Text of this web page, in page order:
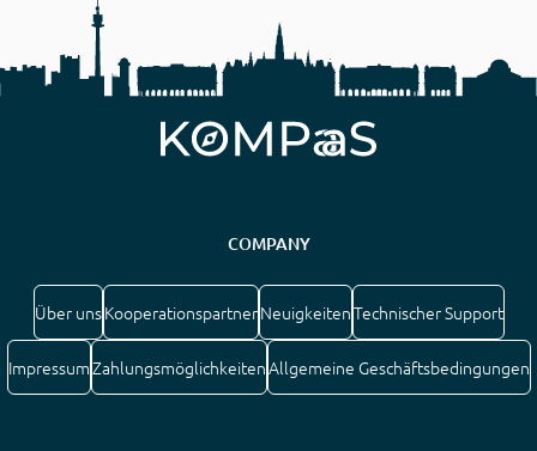
COMPANY
Über unsKooperationspartnerNeuigkeitenTechnischer Support
ImpressumZahlungsmöglichkeitenAllgemeine Geschäftsbedingungen